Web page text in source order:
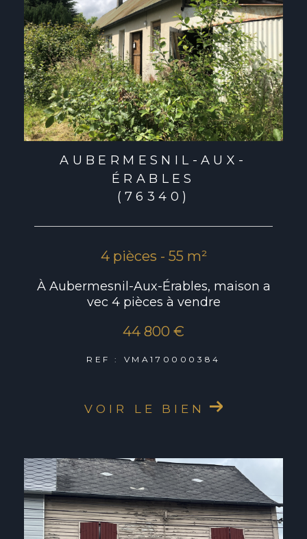
AUBERMESNIL-AUX-
ÉRABLES
(76340)
4 pièces - 55 m²
À Aubermesnil-Aux-Érables, maison a
vec 4 pièces à vendre
44 800 €
REF : VMA170000384
VOIR LE BIEN